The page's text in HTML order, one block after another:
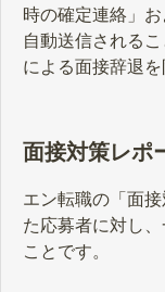
時の確定連絡」
自動送信される
による面接辞退を
面接対策レポ
エン転職の「面
た応募者に対し
ことです。